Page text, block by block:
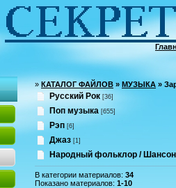
»КАТАЛОГ ФАЙЛОВ » МУЗЫКА »
Русский Рок [36]
Поп музыка [655]
Рэп [6]
Джаз [1]
Народный фольклор / Шансон
В категории материалов: 34
Показано материалов: 1-10